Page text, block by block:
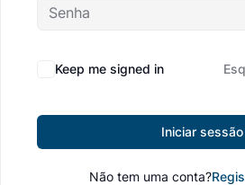
Keep me signed in
Iniciar sessão
Não tem uma conta?